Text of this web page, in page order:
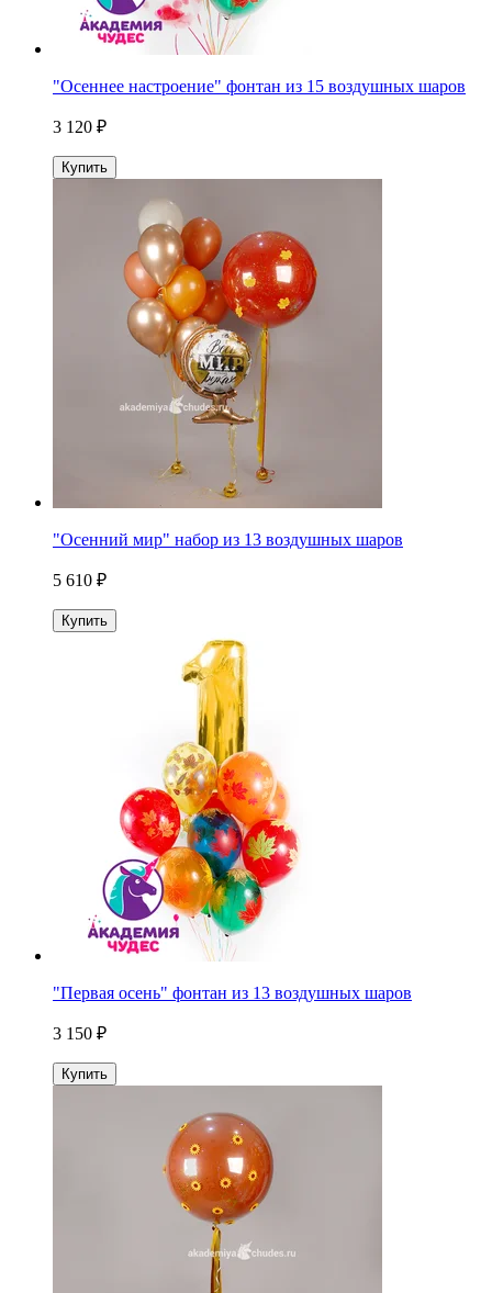
"Осеннее настроение" фонтан из 15 воздушных шаров
3 120 ₽
Купить
"Осенний мир" набор из 13 воздушных шаров
5 610 ₽
Купить
"Первая осень" фонтан из 13 воздушных шаров
3 150 ₽
Купить